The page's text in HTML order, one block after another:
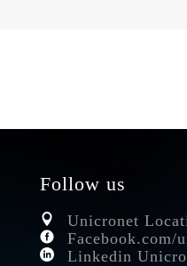
Follow us
Unicronet
Facebook.com/
Linkedin